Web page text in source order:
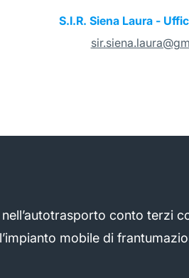
S.I.R. Siena Laura -
conto terzi
mobile di